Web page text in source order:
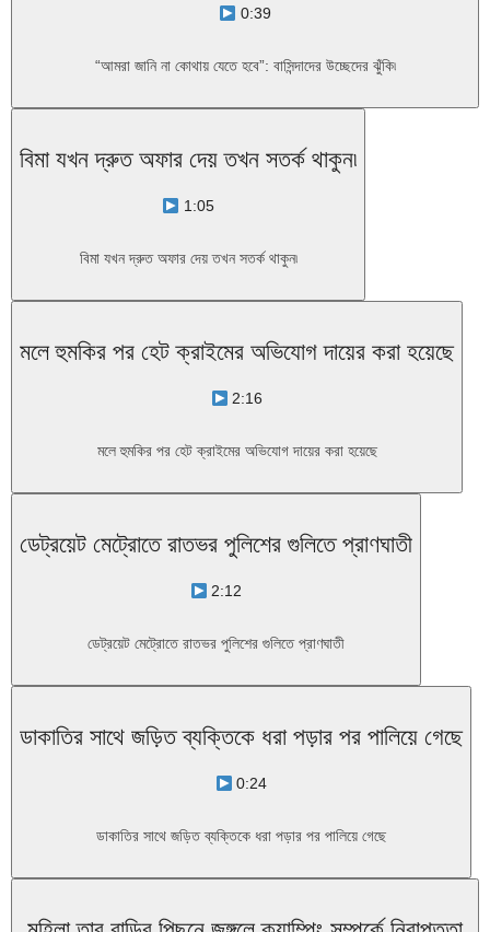
0:39
“আমরা জানি না কোথায় যেতে হবে”: বাসিন্দাদের উচ্ছেদের ঝুঁকি৷
বিমা যখন দ্রুত অফার দেয় তখন সতর্ক থাকুন৷
1:05
বিমা যখন দ্রুত অফার দেয় তখন সতর্ক থাকুন৷
মলে হুমকির পর হেট ক্রাইমের অভিযোগ দায়ের করা হয়েছে
2:16
মলে হুমকির পর হেট ক্রাইমের অভিযোগ দায়ের করা হয়েছে
ডেট্রয়েট মেট্রোতে রাতভর পুলিশের গুলিতে প্রাণঘাতী
2:12
ডেট্রয়েট মেট্রোতে রাতভর পুলিশের গুলিতে প্রাণঘাতী
ডাকাতির সাথে জড়িত ব্যক্তিকে ধরা পড়ার পর পালিয়ে গেছে
0:24
ডাকাতির সাথে জড়িত ব্যক্তিকে ধরা পড়ার পর পালিয়ে গেছে